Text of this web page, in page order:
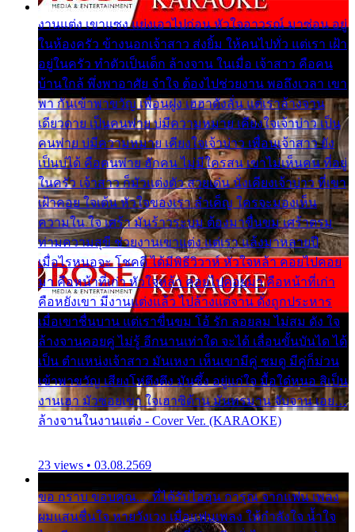
งานแต่ง เขาแซง แย่งเอาไปก่อน หัวใจอาวรณ์ มาซ่อน อยู่
ในห้องครัว ข้างนอกเจ้าสาว ส่งยิ้ม ให้คนไปทั่ว แต่เรา เฝ้า
อยู่ในครัว ทำตัวเป็นเด็ก ล้างจาน ในเมื่อ เจ้าสาว คือคน
บ้านใกล้ พึ่งพาอาศัย จำใจ ต้องไปช่วยงาน พอถึงเวลา เขา
พา กันเข้าพาขวัญ เพื่อนฝูง เฮฮาดังลั่น แต่เราล้างจาน
เดียวดาย เป็นคนพ่าย บ่มีความหมาย เคียงใจเจ้าบ่าว เป็น
คนพ่าย บ่มีความหมาย เคียงใจเจ้าบ่าว เพื่อนเจ้าสาว ยัง
เป็นบ่ได้ คือคนพ่าย ฮักคน ไม่มีใครสน เขาไม่เห็นคน ที่อยู่
ในครัว เจ้าสาว ก็มัวแต่งตัว สวยเด่น นั่งเคียงเจ้าบ่าว ที่เขา
เฝ้าคอย ใจเต้น หัวใจของเรา ลำเค็ญ ใครจะมองเห็น
ความใน ใจ เศร้า มันร้าวระบม ต้องมาขื่นขม เศร้าตรม
ท่ามความสุขี ช่วยงานเขาแต่ง แต่เรา แล้งมาหลายปี
เมื่อไรหนอจะ โชคดี ได้มีพิธีวิวาห์ หัวใจหล้า คอยไปคอย
มา คือหน้าที่เก่า หัวใจหล้า คอยไปคอยมา คือหน้าที่เก่า
คือหยังเขา มีงานแต่งแล้ว ไปล้างแต่จาน ดั่งถูกประหาร
เมื่อเขาชื่นบาน แต่เราขื่นขม โอ้ รัก ลอยลม ไม่สม ดัง ใจ
ล้างจานคอยคู่ ไม่รู้ อีกนานเท่าใด จะได้ เลื่อนขั้นบันได ได้
เป็น ตำแหน่งเจ้าสาว มันเหงา เห็นเขามีคู่ ซมดู มีคู่ก็ม่วน
เข้าพาขวัญ เสียงโห่ตึงตึง มันซึ้ง อยู่แก่ใจ มื้อใด๋หนอ สิเป็น
งานเฮา มัวซอยเขา ใจเฮาซิด้าน มันทรมาน จับจาน เอย…
ล้างจานในงานแต่ง - Cover Ver. (KARAOKE)
23 views • 03.08.2569
ขอ กราบ ขอบคุณ.... ที่ได้รับไออุ่น การุณ จากแฟน เพลง
ผมแสนชื่นใจ หายวังเวง เมื่อแฟนเพลง ให้กำลังใจ น้ำใจ